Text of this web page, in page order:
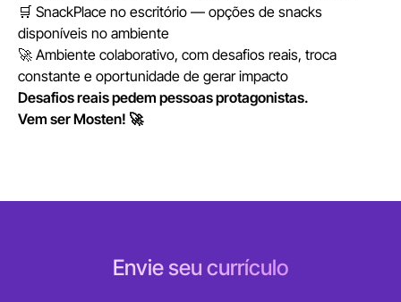
🛒 SnackPlace no escritório — opções de snacks
disponíveis no ambiente
🚀 Ambiente colaborativo, com desafios reais, troca
constante e oportunidade de gerar impacto
Desafios reais pedem pessoas protagonistas.
Vem ser Mosten! 🚀
Envie seu currículo